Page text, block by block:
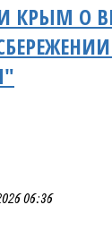
КРЫМ О
06:36